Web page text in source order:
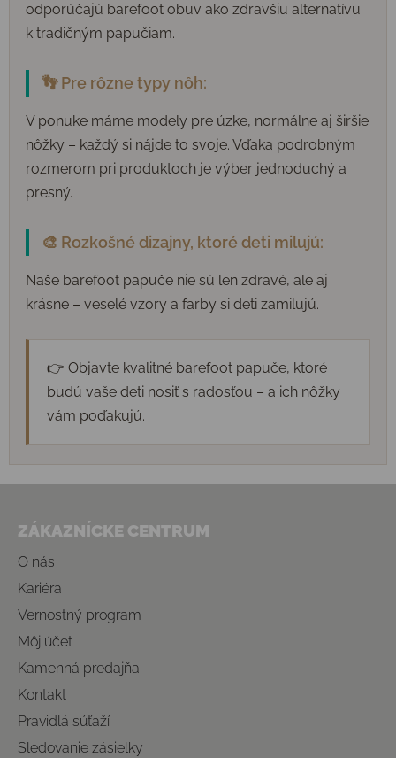
odporúčajú barefoot obuv ako zdravšiu alternatívu
k tradičným papučiam.
👣 Pre rôzne typy nôh:
V ponuke máme modely pre úzke, normálne aj širšie
nôžky – každý si nájde to svoje. Vďaka podrobným
rozmerom pri produktoch je výber jednoduchý a
presný.
🎨 Rozkošné dizajny, ktoré deti milujú:
Naše barefoot papuče nie sú len zdravé, ale aj
krásne – veselé vzory a farby si deti zamilujú.
👉 Objavte kvalitné barefoot papuče, ktoré
budú vaše deti nosiť s radosťou – a ich nôžky
vám poďakujú.
ZÁKAZNÍCKE CENTRUM
O nás
Kariéra
Vernostný program
Môj účet
Kamenná predajňa
Kontakt
Pravidlá súťaží
Sledovanie zásielky